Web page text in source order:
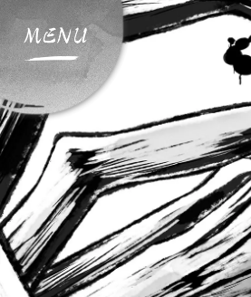
サ
イ
ト
メ
ニ
ュ
ー
開
閉